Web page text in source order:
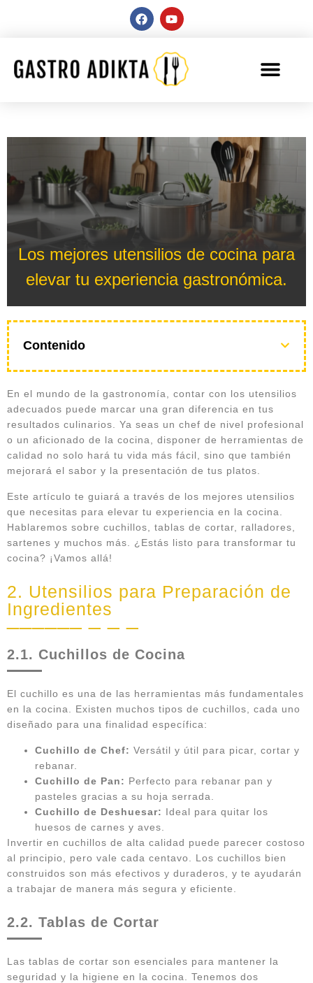
Los mejores utensilios de cocina para
elevar tu experiencia gastronómica.
Contenido
En el mundo de la gastronomía, contar con los utensilios
adecuados puede marcar una gran diferencia en tus
resultados culinarios. Ya seas un chef de nivel profesional
o un aficionado de la cocina, disponer de herramientas de
calidad no solo hará tu vida más fácil, sino que también
mejorará el sabor y la presentación de tus platos.
Este artículo te guiará a través de los mejores utensilios
que necesitas para elevar tu experiencia en la cocina.
Hablaremos sobre cuchillos, tablas de cortar, ralladores,
sartenes y muchos más. ¿Estás listo para transformar tu
cocina? ¡Vamos allá!
2. Utensilios para Preparación de
Ingredientes
2.1. Cuchillos de Cocina
El cuchillo es una de las herramientas más fundamentales
en la cocina. Existen muchos tipos de cuchillos, cada uno
diseñado para una finalidad específica:
Cuchillo de Chef: Versátil y útil para picar, cortar y
rebanar.
Cuchillo de Pan: Perfecto para rebanar pan y
pasteles gracias a su hoja serrada.
Cuchillo de Deshuesar: Ideal para quitar los
huesos de carnes y aves.
Invertir en cuchillos de alta calidad puede parecer costoso
al principio, pero vale cada centavo. Los cuchillos bien
construidos son más efectivos y duraderos, y te ayudarán
a trabajar de manera más segura y eficiente.
2.2. Tablas de Cortar
Las tablas de cortar son esenciales para mantener la
seguridad y la higiene en la cocina. Tenemos dos